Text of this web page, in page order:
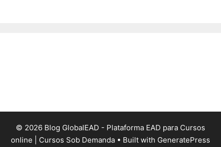
© 2026 Blog GlobalEAD - Plataforma EAD para Cursos
online | Cursos Sob Demanda • Built with GeneratePress